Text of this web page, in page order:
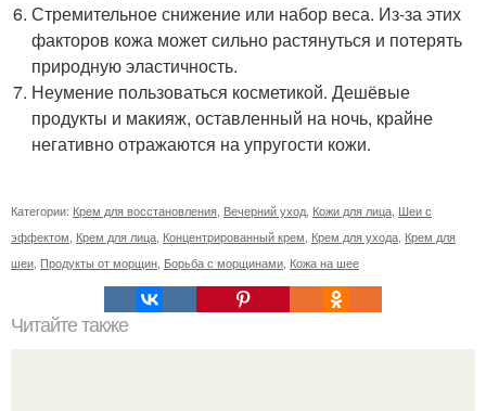
Стремительное снижение или набор веса. Из-за этих
факторов кожа может сильно растянуться и потерять
природную эластичность.
Неумение пользоваться косметикой. Дешёвые
продукты и макияж, оставленный на ночь, крайне
негативно отражаются на упругости кожи.
Категории: Крем для восстановления, Вечерний уход, Кожи для лица, Шеи с
эффектом, Крем для лица, Концентрированный крем, Крем для ухода, Крем для
шеи, Продукты от морщин, Борьба с морщинами, Кожа на шее
Читайте также